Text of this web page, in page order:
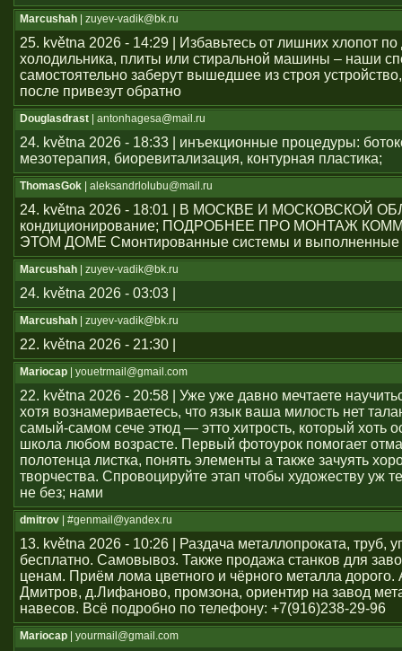
Marcushah | zuyev-vadik@bk.ru
25. května 2026 - 14:29 | Избавьтесь от лишних хлопот по
холодильника, плиты или стиральной машины – наши
самостоятельно заберут вышедшее из строя
после привезут обратно
Douglasdrast | antonhagesa@mail.ru
24. května 2026 - 18:33 | инъекционные процедуры:
мезотерапия, биоревитализация, контурная пластика;
ThomasGok | aleksandrlolubu@mail.ru
24. května 2026 - 18:01 | В МОСКВЕ И МОСКОВСКОЙ
кондиционирование; ПОДРОБНЕЕ ПРО МОНТАЖ
ЭТОМ ДОМЕ Смонтированные системы и выполненные
Marcushah | zuyev-vadik@bk.ru
24. května 2026 - 03:03 |
Marcushah | zuyev-vadik@bk.ru
22. května 2026 - 21:30 |
Mariocap | youеtrmail@gmail.com
22. května 2026 - 20:58 | Уже уже давно мечтаете
хотя вознамериваетесь, что язык ваша милость нет
самый-самом сече этюд — этто хитрость, который хоть
школа любом возрасте. Первый фотоурок помогает
полотенца листка, понять элементы а также зачуять
творчества. Спровоцируйте этап чтобы художеству уж
не без; нами
dmitrov | #genmail@yandex.ru
13. května 2026 - 10:26 | Раздача металлопроката, труб,
бесплатно. Самовывоз. Также продажа станков для
ценам. Приём лома цветного и чёрного металла дорого.
Дмитров, д.Лифаново, промзона, ориентир на завод
навесов. Всё подробно по телефону: +7(916)238-29-96
Mariocap | yourmail@gmail.com